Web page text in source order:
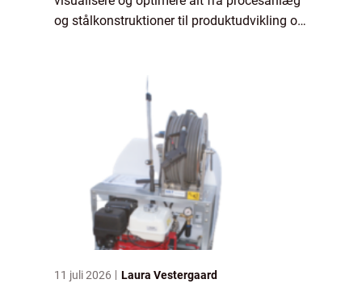
og stålkonstruktioner til produktudvikling og
11 juli 2026 Laura Vestergaard